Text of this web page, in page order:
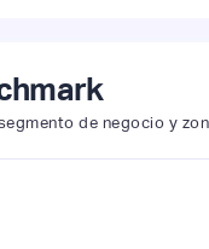
de negocio y